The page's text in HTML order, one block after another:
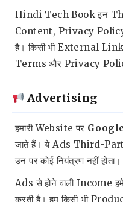
Hindi Tech Book इन
Content, Privacy Policy,
है। किसी भी External
Terms और Privacy
Advertising
हमारी Website पर
जाते हैं। ये Ads Third-Party
उन पर कोई नियंत्रण नहीं होता।
Ads से होने वाली Income
करती है। हम किसी भी